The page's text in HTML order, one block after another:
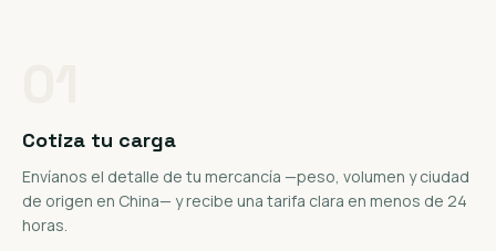
Cotiza tu carga
Envíanos el detalle de tu mercancía —peso, volumen y ciudad
de origen en China— y recibe una tarifa clara en menos de 24
horas.